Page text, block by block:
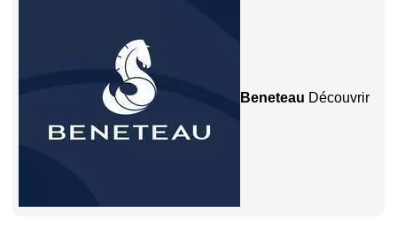
Beneteau Découvrir